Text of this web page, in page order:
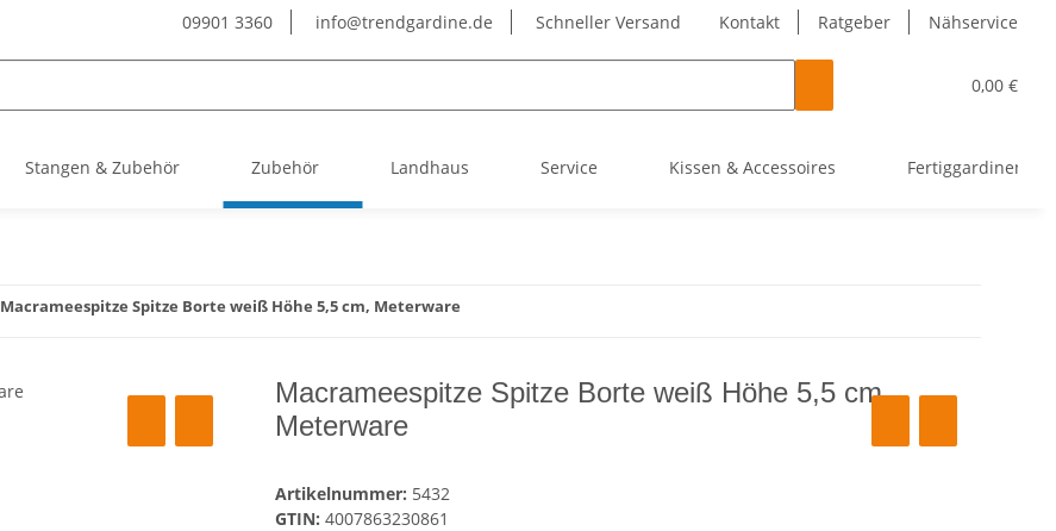
Kontakt Ratgeber Nähservice
09901 3360 info@trendgardine.de Schneller Versand
0,00 €
Stangen & Zubehör Zubehör Landhaus Service Kissen & Accessoires Fertiggardinen
Macrameespitze Spitze Borte weiß Höhe 5,5 cm, Meterware
Macrameespitze Spitze Borte weiß Höhe 5,5 cm,
Meterware
Artikelnummer: 5432
GTIN: 4007863230861